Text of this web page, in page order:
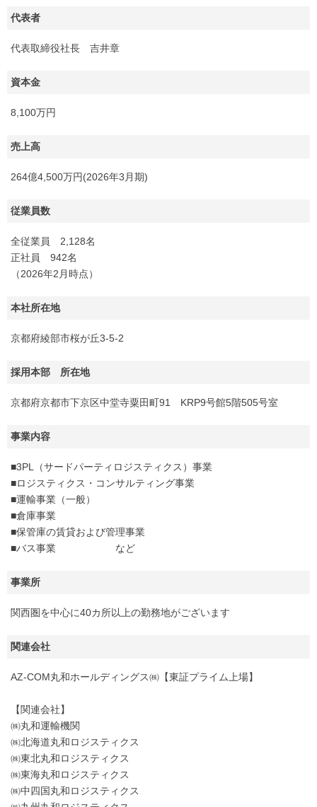
代表者
代表取締役社長 吉井章
資本金
8,100万円
売上高
264億4,500万円(2026年3月期)
従業員数
全従業員 2,128名
正社員 942名
（2026年2月時点）
本社所在地
京都府綾部市桜が丘3-5-2
採用本部 所在地
京都府京都市下京区中堂寺粟田町91 KRP9号館5階505号室
事業内容
■3PL（サードパーティロジスティクス）事業
■ロジスティクス・コンサルティング事業
■運輸事業（一般）
■倉庫事業
■保管庫の賃貸および管理事業
■バス事業 など
事業所
関西圏を中心に40カ所以上の勤務地がございます
関連会社
AZ-COM丸和ホールディングス㈱【東証プライム上場】
【関連会社】
㈱丸和運輸機関
㈱北海道丸和ロジスティクス
㈱東北丸和ロジスティクス
㈱東海丸和ロジスティクス
㈱中四国丸和ロジスティクス